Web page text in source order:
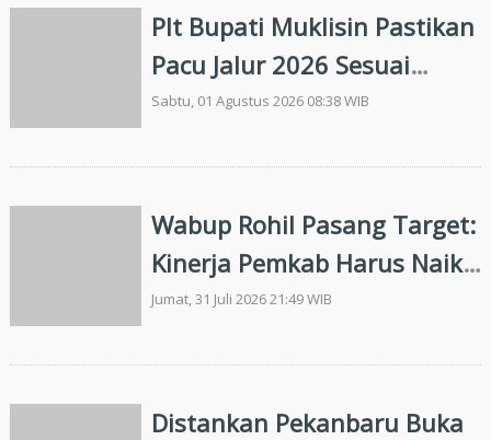
Plt Bupati Muklisin Pastikan
Pacu Jalur 2026 Sesuai
Jadwal
Sabtu, 01 Agustus 2026 08:38 WIB
Wabup Rohil Pasang Target:
Kinerja Pemkab Harus Naik
Kelas Tahun Ini
Jumat, 31 Juli 2026 21:49 WIB
Distankan Pekanbaru Buka